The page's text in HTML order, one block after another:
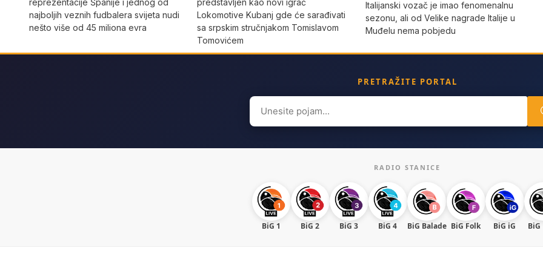
najboljih veznih fudbalera svijeta nudi
nešto više od 45 miliona evra
Lokomotive Kubanj gde će sarađivati
sa srpskim stručnjakom Tomislavom
Tomovićem
Italijanski vozač je imao fenomenalnu
sezonu, ali od Velike nagrade Italije u
Muđelu nema pobjedu
PRETRAŽITE PORTAL
Search
for:
RADIO STANICE
BiG 1 BiG 2 BiG 3 BiG 4 BiG Balade BiG Folk BiG iG BiG